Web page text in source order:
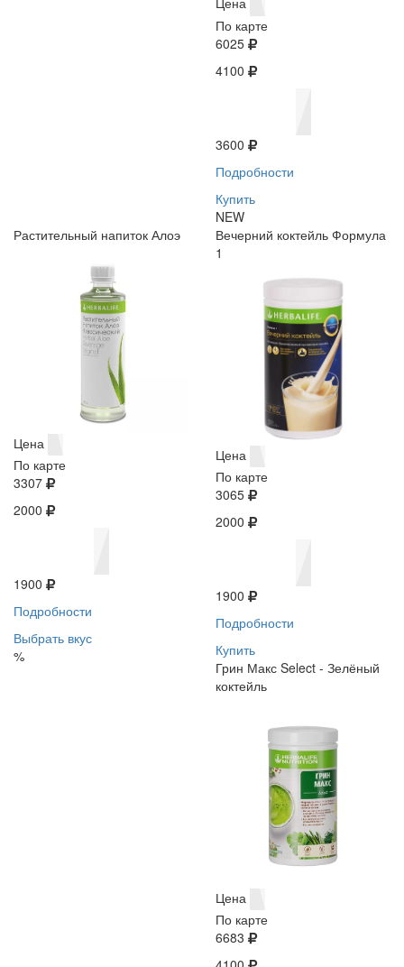
По карте
6025
4100
3600
Подробности
Купить
NEW
Растительный напиток Алоэ
Цена
По карте
3307
2000
1900
Подробности
Выбрать вкус
%
Вечерний коктейль Формула
1
Цена
По карте
3065
2000
1900
Подробности
Купить
Грин Макс Select - Зелёный
коктейль
Цена
По карте
6683